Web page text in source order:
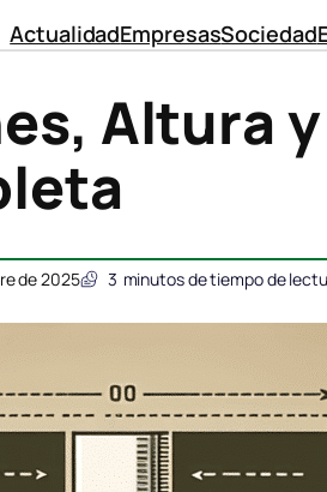
ActualidadEmpresasSociedad
Altura
de 2025 3 minutos de tiempo de